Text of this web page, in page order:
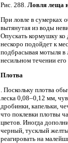
Рис. 288. Ловля леща
При ловле в сумерках
вытянутая из воды
Опускать кормушку ко
нескоро подойдет к
подбрасывая мотыля в
несильном течении
Плотва
. Поскольку плотва
леска 0,08–0,12 мм,
дробинки, капельки,
что поклевки плотвы
цветов. Иногда
черный, тусклый
реагировать на